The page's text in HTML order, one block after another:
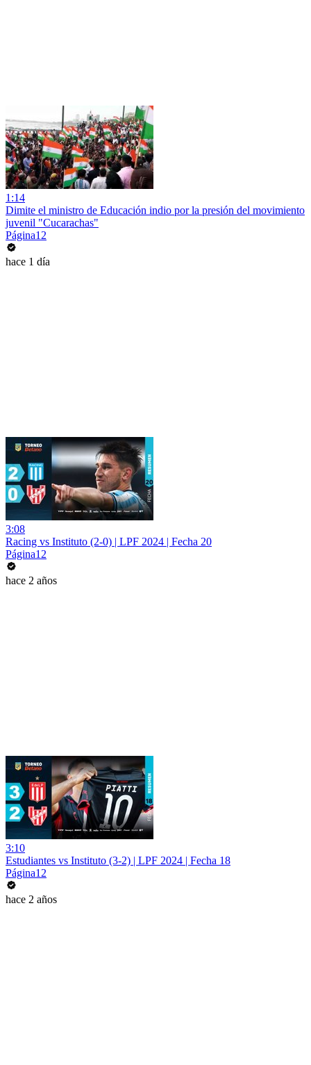
1:14
Dimite el ministro de Educación indio por la presión del movimiento
juvenil "Cucarachas"
Página12
hace 1 día
3:08
Racing vs Instituto (2-0) | LPF 2024 | Fecha 20
Página12
hace 2 años
3:10
Estudiantes vs Instituto (3-2) | LPF 2024 | Fecha 18
Página12
hace 2 años